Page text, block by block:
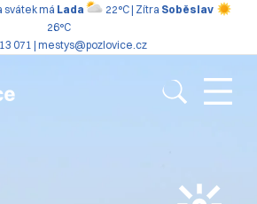
071 | mestys@pozlovice.cz
svátek má Lada 22°C | Zítra Soběslav
26°C